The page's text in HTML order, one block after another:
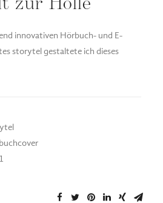
innovativen Hörbuch- und E-
storytel gestaltete ich dieses